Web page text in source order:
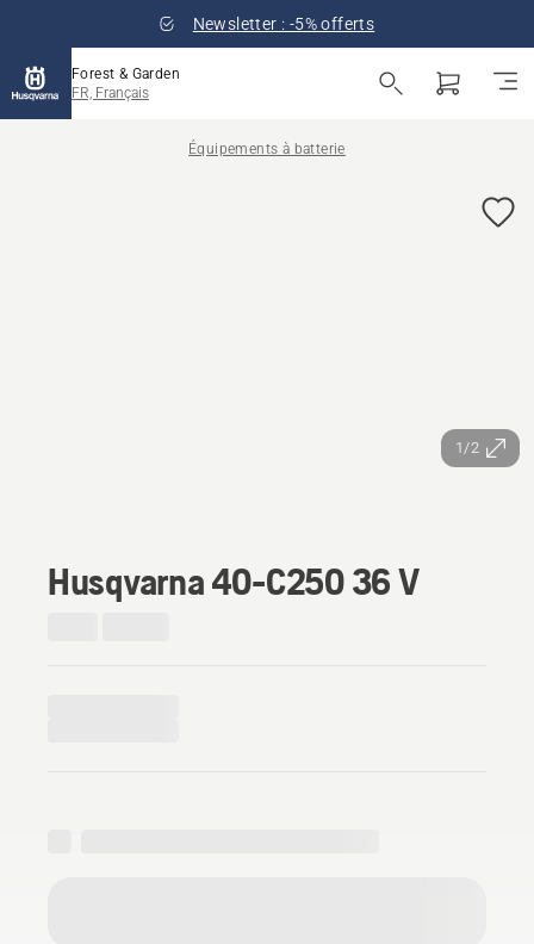
Newsletter : -5% offerts
Forest & Garden
FR, Français
Équipements à batterie
1/2
Husqvarna 40-C250 36 V